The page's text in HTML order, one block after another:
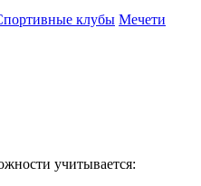
клубы Мечети
учитывается: